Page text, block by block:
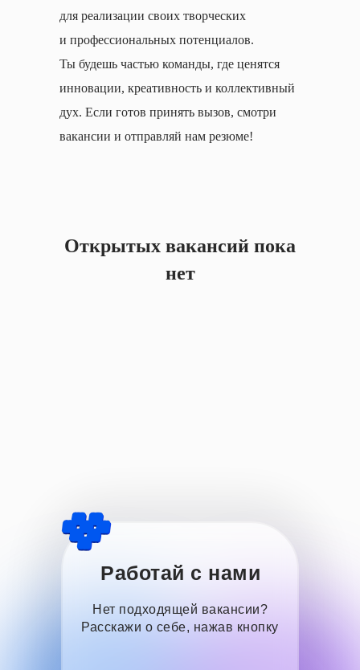
для реализации своих творческих
и профессиональных потенциалов.
Ты будешь частью команды, где ценятся
инновации, креативность и коллективный
дух. Если готов принять вызов, смотри
вакансии и отправляй нам резюме!
Открытых вакансий пока
нет
Работай с нами
Нет подходящей вакансии?
Расскажи о себе, нажав кнопку